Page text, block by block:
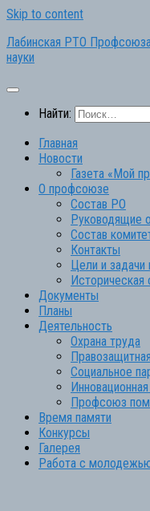
Skip to content
Лабинская РТО Профсоюза
науки
Найти:
Главная
Новости
Газета «Мой
О профсоюзе
Состав РО
Руководящие
Состав
Контакты
Цели и
Историческая
Документы
Планы
Деятельность
Охрана труда
Социальное
Профсоюз
Время памяти
Конкурсы
Галерея
Работа с